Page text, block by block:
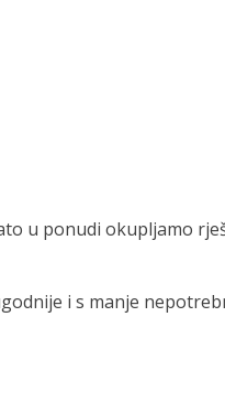
u ponudi okupljamo
i s manje